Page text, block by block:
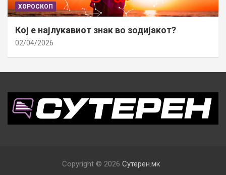
ХОРОСКОП
Кој е најлукавиот знак во зодијакот?
02/04/2026
Copyright © 2026 Сутерен.мк